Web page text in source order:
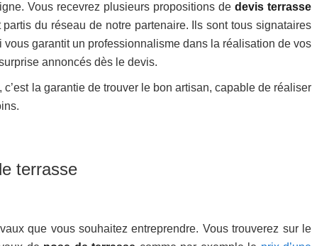
Vous recevrez plusieurs propositions de devis terrasse
du réseau de notre partenaire. Ils sont tous signataires
vous garantit un professionnalisme dans la réalisation de vos
annoncés dès le devis.
la garantie de trouver le bon artisan, capable de réaliser
terrasse
que vous souhaitez entreprendre. Vous trouverez sur le